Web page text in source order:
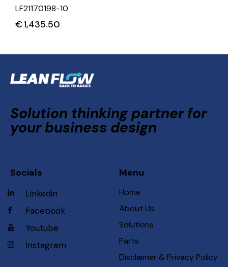
LF21170198-10
€1,435.50
Solution thinking partner for
your business design
Socials
Linkedin
Facebook
Youtube
Instagram
Menu
Home
About Us
Solutions
Parts
Disclaimer & Privacy Policy